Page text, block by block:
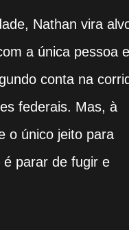
Nathan vira
a única pessoa
conta na
federais. Mas, à
o único jeito para
é parar de fugir e